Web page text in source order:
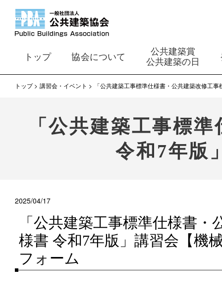
トップ 協会について
公共建築賞
公共建築の日
トップ 講習会・イベント 「公共建築工事標準仕様書・公共建築改修工
「公共建築工事標
令和7年版
2025/04/17
「公共建築工事標準仕様書
様書 令和7年版」講習会【機
フォーム